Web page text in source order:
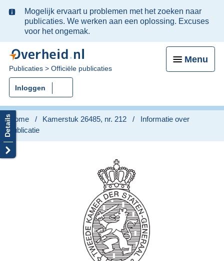
Ter
informatie:
Mogelijk ervaart u problemen met het zoeken naar
publicaties. We werken aan een oplossing. Excuses
voor het ongemak.
Menu
U
bent
nu
hier:
Publicaties Officiële publicaties
Inloggen
Home Kamerstuk 26485, nr. 212
Informatie over
publicatie